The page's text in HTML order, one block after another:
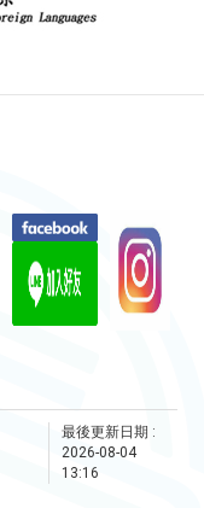
最後更新日期 :
2026-08-04
13:16